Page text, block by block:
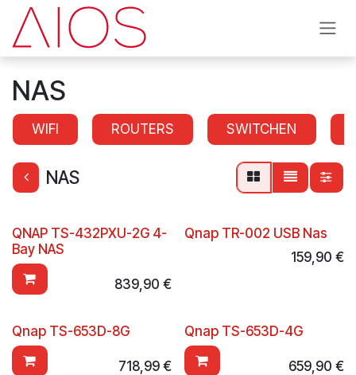
Se rendre au contenu
NAS
WIFI ROUTERS SWITCHEN
NAS
QNAP TS-432PXU-2G 4-
Bay NAS
839,90 €
Qnap TR-002 USB Nas
159,90 €
Qnap TS-653D-8G
718,99€
Qnap TS-653D-4G
659,90 €